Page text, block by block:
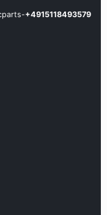
+4915118493579